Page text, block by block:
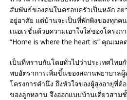
สัมพันธ์ของคนในครอบครัวเป็นหลัก อย
อยู่อาศัย แต่บ้านจะเป็นที่พักพิงของทุกค
เนอเรชั่นด้วยความเอาใจใส่ของโครงก
“Home is where the heart is” คุณเมล
เป็นที่ทราบกันโดยทั่วไปว่าประเทศไทย
พบอัตราการเพิ่มขึ้นของสถานพยาบาล
โครงการคำนึง ถึงหัวใจของผู้สูงอายุที่ต้
ของลูกหลาน จึงออกแบบบ้านเดี่ยวสาม